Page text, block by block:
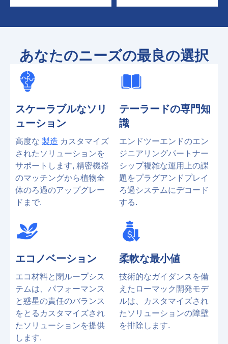
あなたのニーズの最良の選択
スケーラブルなソリ
ューション
高度な 製造 カスタマイズ
されたソリューションを
サポートします, 精密機器
のマッチングから植物全
体のろ過のアップグレー
ドまで.
テーラードの専門知
識
エンドツーエンドのエン
ジニアリングパートナー
シップ複雑な運用上の課
題をプラグアンドプレイ
ろ過システムにデコード
する.
エコノベーション
エコ材料と閉ループシス
テムは、パフォーマンス
と惑星の責任のバランス
をとるカスタマイズされ
たソリューションを提供
します.
柔軟な最小値
技術的なガイダンスを備
えたローマック開発モデ
ルは、カスタマイズされ
たソリューションの障壁
を排除します.